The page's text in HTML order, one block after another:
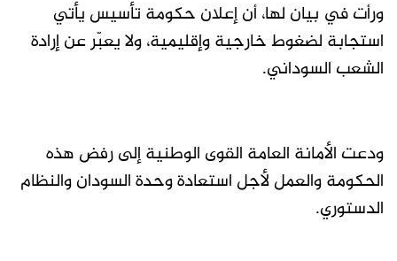
ورأت في بيان لها، أن إعلان حكومة تأسيس يأتي
استجابة لضغوط خارجية وإقليمية، ولا يعبّر عن إرادة
الشعب السوداني.
ودعت الأمانة العامة القوى الوطنية إلى رفض هذه
الحكومة والعمل لأجل استعادة وحدة السودان والنظام
الدستوري.